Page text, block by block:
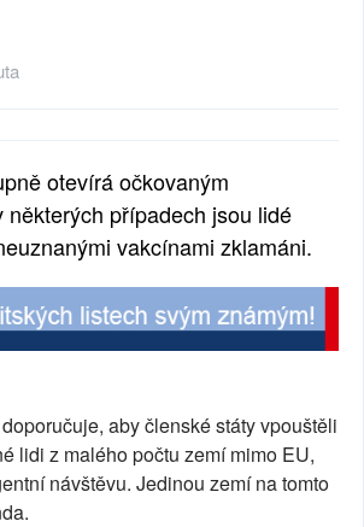
otevírá očkovaným
případech jsou lidé
vakcínami zklamáni.
aby členské státy vpouštěli
lidi z malého počtu zemí mimo EU,
návštěvu. Jedinou zemí na tomto